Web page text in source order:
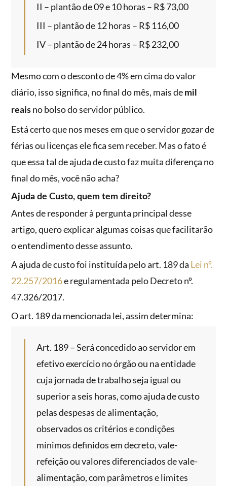
II – plantão de 09 e 10 horas – R$ 73,00
III – plantão de 12 horas – R$ 116,00
IV – plantão de 24 horas – R$ 232,00
Mesmo com o desconto de 4% em cima do valor
diário, isso significa, no final do mês, mais de mil
reais no bolso do servidor público.
Está certo que nos meses em que o servidor gozar de
férias ou licenças ele fica sem receber. Mas o fato é
que essa tal de ajuda de custo faz muita diferença no
final do mês, você não acha?
Ajuda de Custo, quem tem direito?
Antes de responder à pergunta principal desse
artigo, quero explicar algumas coisas que facilitarão
o entendimento desse assunto.
A ajuda de custo foi instituída pelo art. 189 da Lei nº.
22.257/2016e regulamentada pelo Decreto nº.
47.326/2017.
O art. 189 da mencionada lei, assim determina:
Art. 189 – Será concedido ao servidor em
efetivo exercício no órgão ou na entidade
cuja jornada de trabalho seja igual ou
superior a seis horas, como ajuda de custo
pelas despesas de alimentação,
observados os critérios e condições
mínimos definidos em decreto, vale-
refeição ou valores diferenciados de vale-
alimentação, com parâmetros e limites